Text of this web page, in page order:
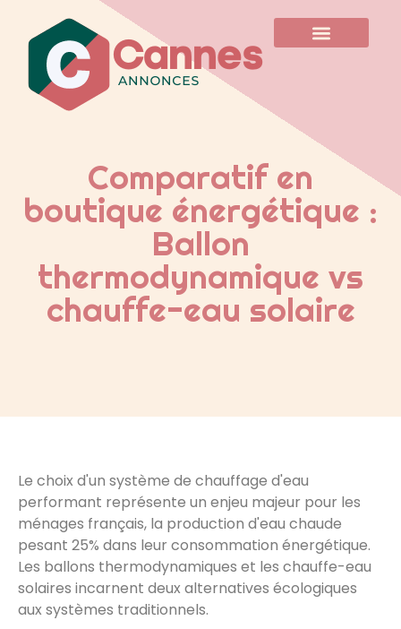
Comparatif en
boutique énergétique :
Ballon
thermodynamique vs
chauffe-eau solaire
Le choix d'un système de chauffage d'eau
performant représente un enjeu majeur pour les
ménages français, la production d'eau chaude
pesant 25% dans leur consommation énergétique.
Les ballons thermodynamiques et les chauffe-eau
solaires incarnent deux alternatives écologiques
aux systèmes traditionnels.